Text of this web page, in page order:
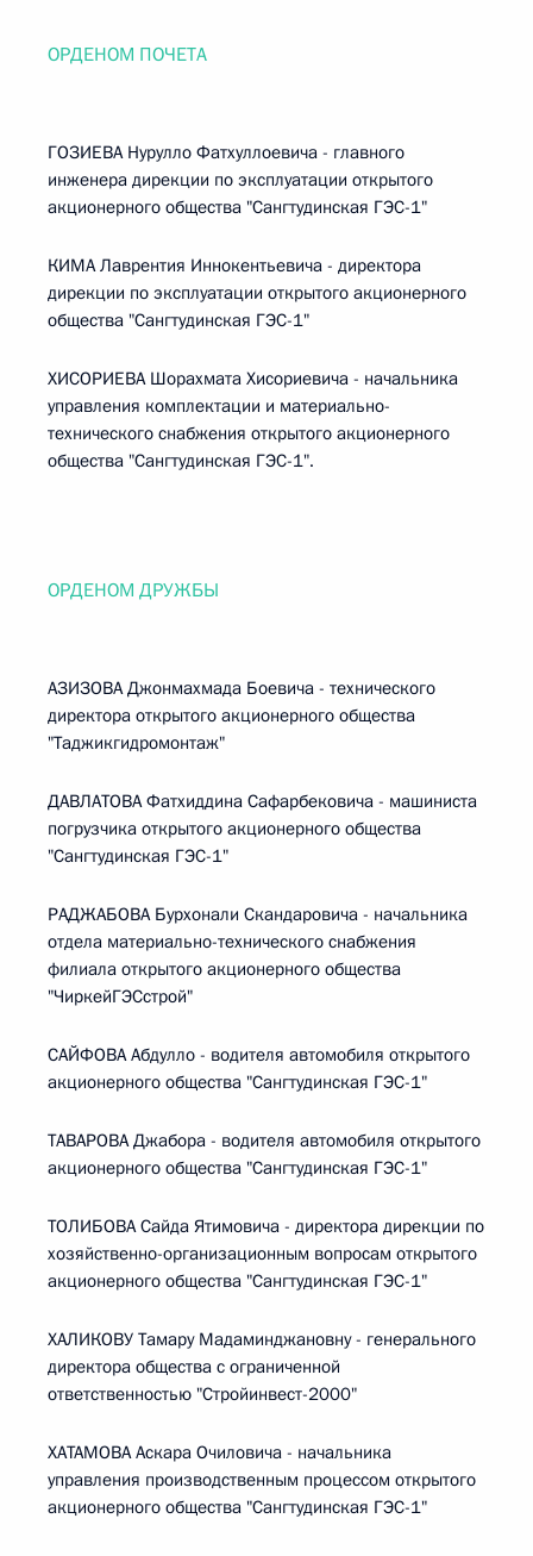
ОРДЕНОМ ПОЧЕТА
ГОЗИЕВА Нурулло Фатхуллоевича - главного
инженера дирекции по эксплуатации открытого
акционерного общества "Сангтудинская ГЭС-1"
КИМА Лаврентия Иннокентьевича - директора
дирекции по эксплуатации открытого акционерного
общества "Сангтудинская ГЭС-1"
ХИСОРИЕВА Шорахмата Хисориевича - начальника
управления комплектации и материально-
технического снабжения открытого акционерного
общества "Сангтудинская ГЭС-1".
ОРДЕНОМ ДРУЖБЫ
АЗИЗОВА Джонмахмада Боевича - технического
директора открытого акционерного общества
"Таджикгидромонтаж"
ДАВЛАТОВА Фатхиддина Сафарбековича - машиниста
погрузчика открытого акционерного общества
"Сангтудинская ГЭС-1"
РАДЖАБОВА Бурхонали Скандаровича - начальника
отдела материально-технического снабжения
филиала открытого акционерного общества
"ЧиркейГЭСстрой"
САЙФОВА Абдулло - водителя автомобиля открытого
акционерного общества "Сангтудинская ГЭС-1"
ТАВАРОВА Джабора - водителя автомобиля открытого
акционерного общества "Сангтудинская ГЭС-1"
ТОЛИБОВА Сайда Ятимовича - директора дирекции по
хозяйственно-организационным вопросам открытого
акционерного общества "Сангтудинская ГЭС-1"
ХАЛИКОВУ Тамару Мадаминджановну - генерального
директора общества с ограниченной
ответственностью "Стройинвест-2000"
ХАТАМОВА Аскара Очиловича - начальника
управления производственным процессом открытого
акционерного общества "Сангтудинская ГЭС-1"